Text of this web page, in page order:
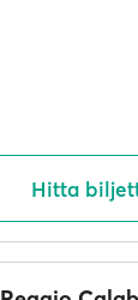
Hitta